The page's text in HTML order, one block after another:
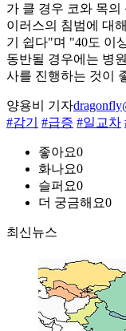
가 클 경우 코와 목
이러스의 침범에 대
기 쉽다"며 "40도 이
동반될 경우에는 병
사를 진행하는 것이
양용비 기자
#감기
#급증 #일교차
좋아요0
화나요0
슬퍼요0
더 궁금해요0
최신뉴스